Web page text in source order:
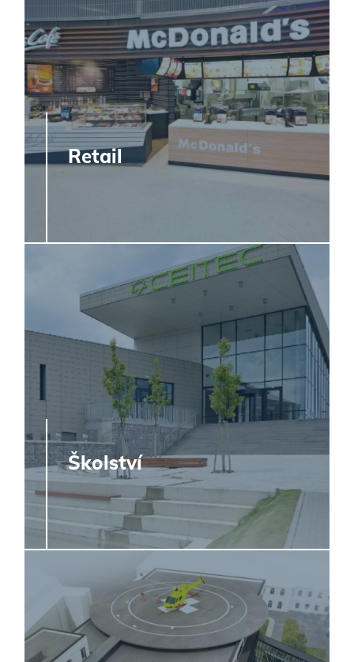
Retail
Školství